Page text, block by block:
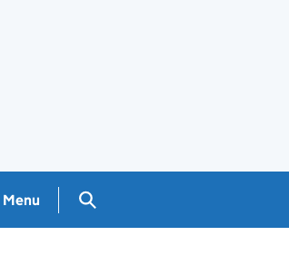
Menu Search GOV.UK